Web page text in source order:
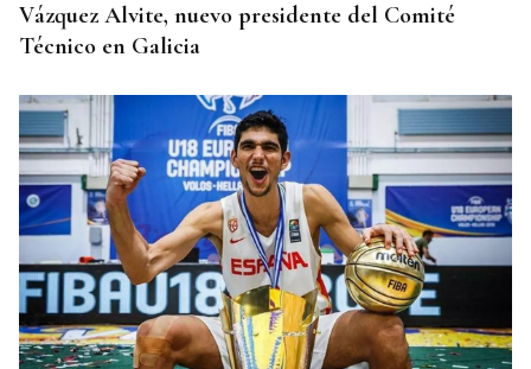
Vázquez Alvite, nuevo presidente del Comité
Técnico en Galicia